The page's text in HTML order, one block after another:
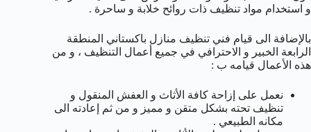
و استخدام مواد تنظيف ذات روائح خلابة و ساحرة .
بالإضافة الى قيام فني تنظيف منازل باكستاني المنطقة
الرابعة الخبير و الاحترافي في جميع أعمال التنظيف ، و من
هذه الأعمال قيامه ب :
نعمل على إزاحة كافة الأثاث و العفش المنقول و
تنظيف تحته بشكل متقن و مميز و من ثم إعادته الى
مكانه الطبيعي .